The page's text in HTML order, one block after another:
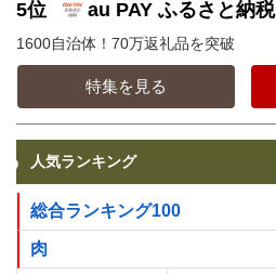
5位 au PAY ふるさと納税
1600自治体！70万返礼品を突破
特集を見る
人気ランキング
総合ランキング100
肉